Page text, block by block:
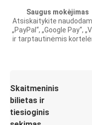
Saugus mokėjimas
Atsiskaitykite
„PayPal“, „Google Pay“,
ir tarptautinėmis
Skaitmeninis
bilietas ir
tiesioginis